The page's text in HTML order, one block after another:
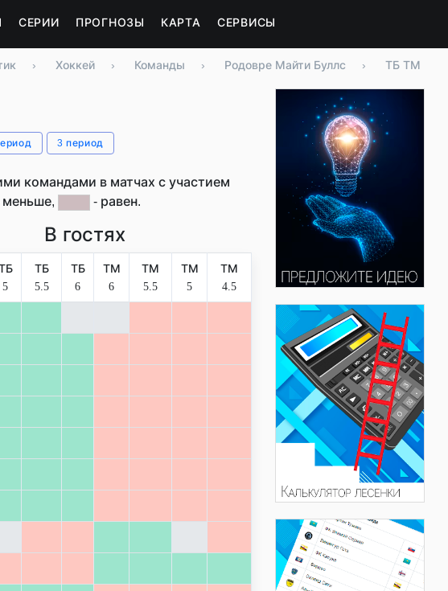
СЕРИИ ПРОГНОЗЫ КАРТА СЕРВИСЫ
› Хоккей › Команды › Родовре Майти Буллс › ТБ ТМ
3 период
командами в матчах с участием
меньше, - равен.
В гостях
5
ТБ
5.5
ТБ
6
ТМ
6
ТМ
5.5
ТМ
5
ТМ
4.5